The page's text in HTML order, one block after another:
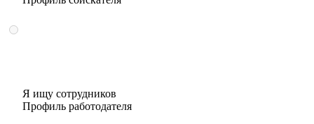
Я ищу сотрудников
Профиль работодателя